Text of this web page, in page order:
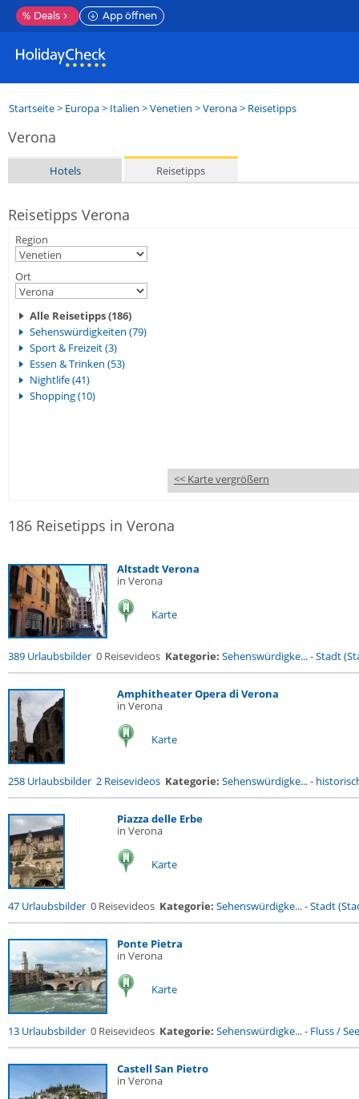
% Deals App öffnen
Startseite> Europa> Italien >Venetien >Verona> Reisetipps
Verona
Hotels Reisetipps
Reisetipps Verona
Region
Ort
Alle Reisetipps (186)
Sehenswürdigkeiten (79)
Sport & Freizeit (3)
Essen & Trinken (53)
Nightlife (41)
Shopping (10)
<< Karte vergrößern
186 Reisetipps in Verona
Altstadt Verona
in Verona
Karte
389 Urlaubsbilder 0 Reisevideos Kategorie: Sehenswürdigke...-Stadt
Amphitheater Opera di Verona
in Verona
Karte
258 Urlaubsbilder 2 Reisevideos Kategorie: Sehenswürdigke...-
Piazza delle Erbe
in Verona
Karte
47 Urlaubsbilder 0 Reisevideos Kategorie: Sehenswürdigke...-Stadt
Ponte Pietra
in Verona
Karte
13 Urlaubsbilder 0 Reisevideos Kategorie: Sehenswürdigke...- Fluss /
Castell San Pietro
in Verona